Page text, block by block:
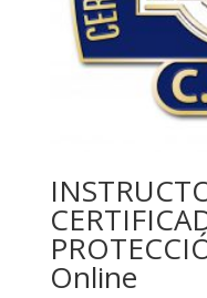
Online